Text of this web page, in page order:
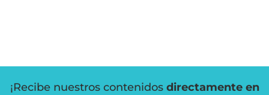
¡Recibe nuestros contenidos directamente en